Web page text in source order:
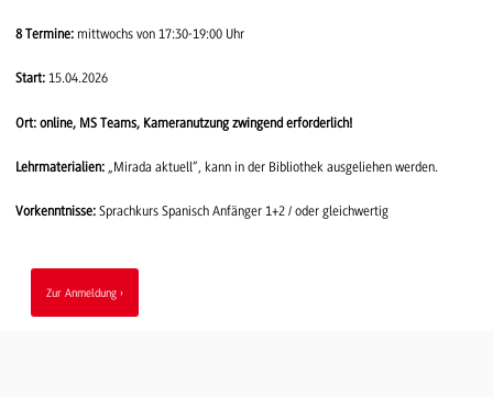
8 Termine: mittwochs von 17:30-19:00 Uhr
Start: 15.04.2026
Ort: online, MS Teams, Kameranutzung zwingend erforderlich!
Lehrmaterialien: „Mirada aktuell“, kann in der Bibliothek ausgeliehen werden.
Vorkenntnisse: Sprachkurs Spanisch Anfänger 1+2 / oder gleichwertig
Zur Anmeldung